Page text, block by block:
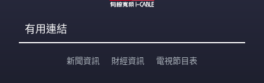
有用連結
新聞資訊 財經資訊 電視節目表